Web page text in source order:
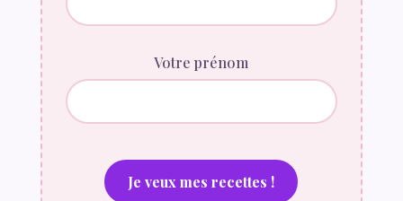
Votre prénom